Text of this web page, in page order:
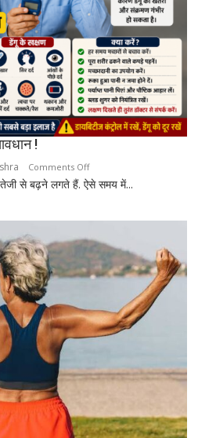
और
रिसर्च
की
पूरी
सच्चाई
!
Comments Offon
टाइप-2
वाले
सावधान
!
से बढ़ने लगते हैं. ऐसे समय में...